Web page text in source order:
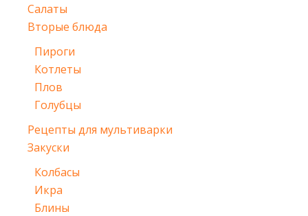
Салаты
Вторые блюда
Пироги
Котлеты
Плов
Голубцы
Рецепты для мультиварки
Закуски
Колбасы
Икра
Блины